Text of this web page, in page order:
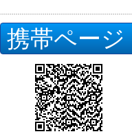
携帯ページ